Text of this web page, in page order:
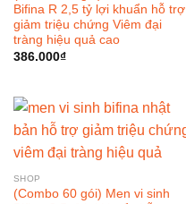
Bifina R 2,5 tỷ lợi khuẩn hỗ trợ
giảm triệu chứng Viêm đại
tràng hiệu quả cao
386.000₫
SHOP
(Combo 60 gói) Men vi sinh